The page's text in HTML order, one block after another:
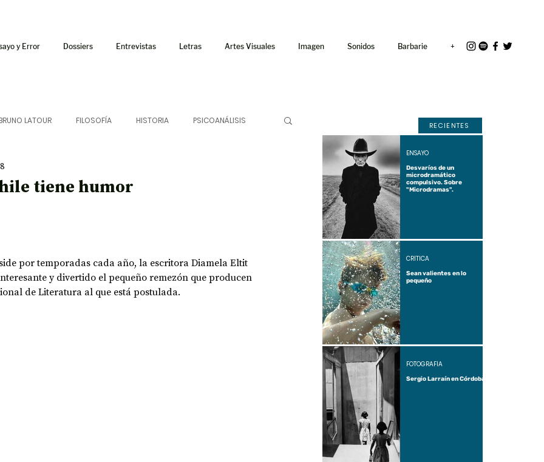
y Error Dossiers Entrevistas Letras Artes Visuales Imagen Sonidos Barbarie +
LATOUR FILOSOFÍA HISTORIA PSICOANÁLISIS
AFUERISMOS POESÍA ENSAYO
tiene humor
por temporadas cada año, la escritora Diamela Eltit
y divertido el pequeño remezón que producen
de Literatura al que está postulada.
RECIENTES
Desvaríos de un
microdramático
compulsivo. Sobre
"Microdramas".
ENSAYO
Sean valientes en lo
pequeño
CRÍTICA
Sergio Larraín en Córdoba
FOTOGRAFÍA